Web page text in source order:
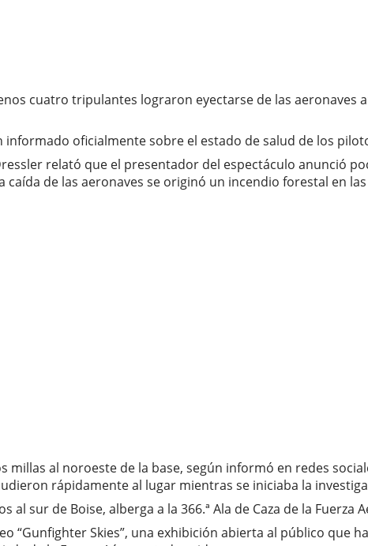
cuatro tripulantes lograron eyectarse de las aeronaves
oficialmente sobre el estado de salud de los
relató que el presentador del espectáculo anunció
caída de las aeronaves se originó un incendio forestal en
millas al noroeste de la base, según informó en redes
rápidamente al lugar mientras se iniciaba la
al sur de Boise, alberga a la 366.ª Ala de Caza de la
“Gunfighter Skies”, una exhibición abierta al público que